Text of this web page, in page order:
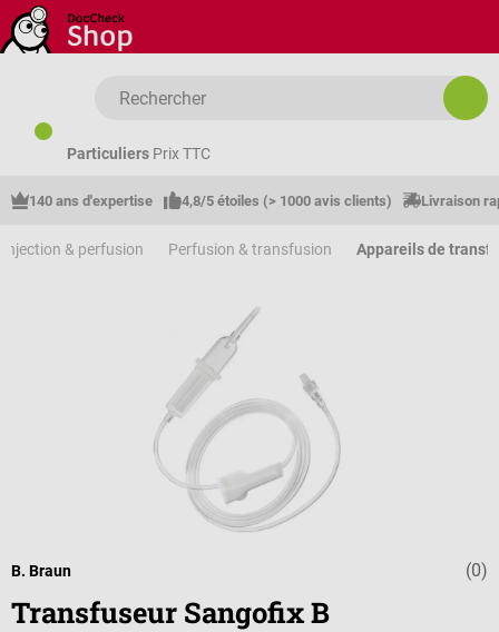
Passer au contenu principal
Particuliers Prix TTC
140 ans d'expertise 4,8/5 étoiles (> 1000 avis clients) Livraison
Injection & perfusion Perfusion & transfusion Appareils de
Note (0)
B. Braun
Transfuseur Sangofix B